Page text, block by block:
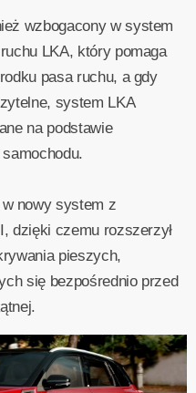
wzbogacony w system
LKA, który pomaga
pasa ruchu, a gdy
system LKA
na podstawie
w nowy system z
dzięki czemu rozszerzył
pieszych,
się bezpośrednio przed